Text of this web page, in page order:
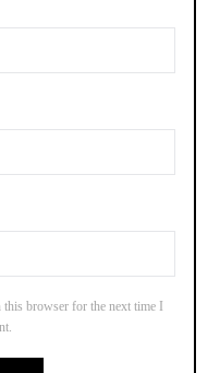
browser for the next time I